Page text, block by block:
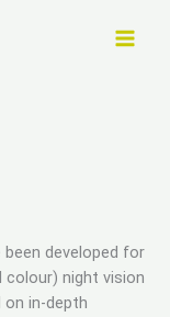
been developed for
colour) night vision
on in-depth